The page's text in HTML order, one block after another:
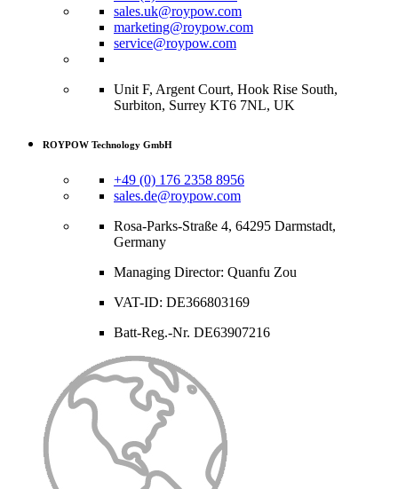
sales.uk@roypow.com
marketing@roypow.com
service@roypow.com
Unit F, Argent Court, Hook Rise South,
Surbiton, Surrey KT6 7NL, UK
ROYPOW Technology GmbH
+49 (0) 176 2358 8956
sales.de@roypow.com
Rosa-Parks-Straße 4, 64295 Darmstadt,
Germany
Managing Director: Quanfu Zou
VAT-ID: DE366803169
Batt-Reg.-Nr. DE63907216